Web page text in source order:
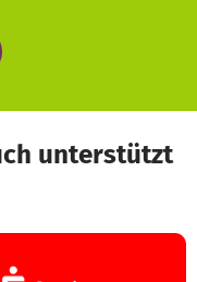
unterstützt